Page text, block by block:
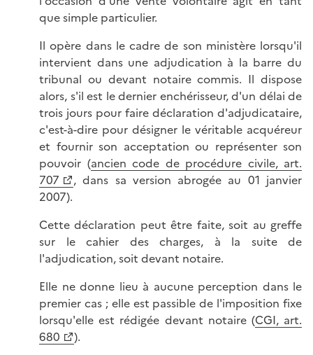
que simple particulier.
Il opère dans le cadre de son ministère lorsqu'il
intervient dans une adjudication à la barre du
tribunal ou devant notaire commis. Il dispose
alors, s'il est le dernier enchérisseur, d'un délai de
trois jours pour faire déclaration d'adjudicataire,
c'est-à-dire pour désigner le véritable acquéreur
et fournir son acceptation ou représenter son
pouvoir (ancien code de procédure civile, art.
707
, dans sa version abrogée au 01 janvier
2007).
Cette déclaration peut être faite, soit au greffe
sur le cahier des charges, à la suite de
l'adjudication, soit devant notaire.
Elle ne donne lieu à aucune perception dans le
premier cas ; elle est passible de l'imposition fixe
lorsqu'elle est rédigée devant notaire (CGI, art.
680
).